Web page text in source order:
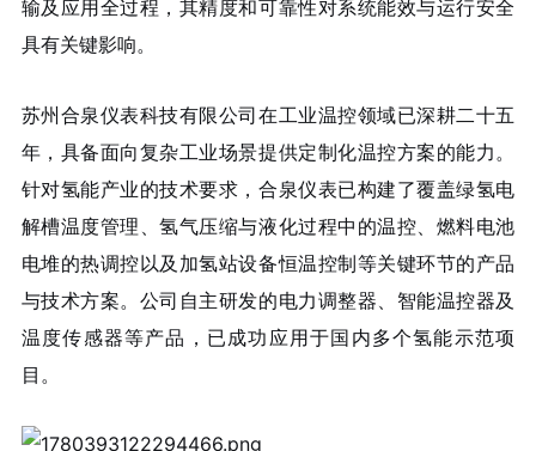
输及应用全过程，其精度和可靠性对系统能效与运行安全
具有关键影响。
苏州合泉仪表科技有限公司在工业温控领域已深耕二十五
年，具备面向复杂工业场景提供定制化温控方案的能力。
针对氢能产业的技术要求，合泉仪表已构建了覆盖绿氢电
解槽温度管理、氢气压缩与液化过程中的温控、燃料电池
电堆的热调控以及加氢站设备恒温控制等关键环节的产品
与技术方案。公司自主研发的电力调整器、智能温控器及
温度传感器等产品，已成功应用于国内多个氢能示范项
目。